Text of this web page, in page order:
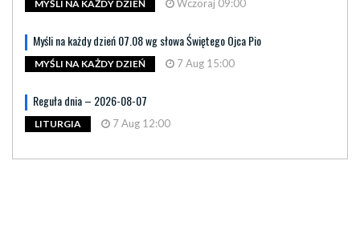
MYŚLI NA KAŻDY DZIEŃ Wczoraj 09:00
Myśli na każdy dzień 07.08 wg słowa Świętego Ojca Pio
MYŚLI NA KAŻDY DZIEŃ 7 Aug 15:00
Reguła dnia – 2026-08-07
LITURGIA 7 Aug 12:00